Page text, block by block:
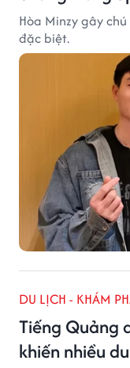
Hòa Minzy gây
đặc biệt.
DU LỊCH - KHÁM
Tiếng Quảng
khiến nhiều